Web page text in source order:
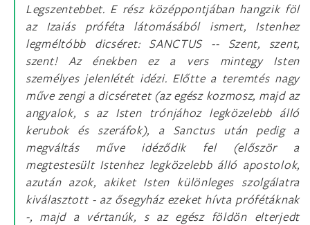
Legszentebbet. E rész középpontjában hangzik föl
az Izaiás próféta látomásából ismert, Istenhez
legméltóbb dicséret: SANCTUS -- Szent, szent,
szent! Az énekben ez a vers mintegy Isten
személyes jelenlétét idézi. Előtte a teremtés nagy
műve zengi a dicséretet (az egész kozmosz, majd az
angyalok, s az Isten trónjához legközelebb álló
kerubok és szeráfok), a Sanctus után pedig a
megváltás műve idéződik fel (először a
megtestesült Istenhez legközelebb álló apostolok,
azután azok, akiket Isten különleges szolgálatra
kiválasztott - az ősegyház ezeket hívta prófétáknak
-, majd a vértanúk, s az egész földön elterjedt